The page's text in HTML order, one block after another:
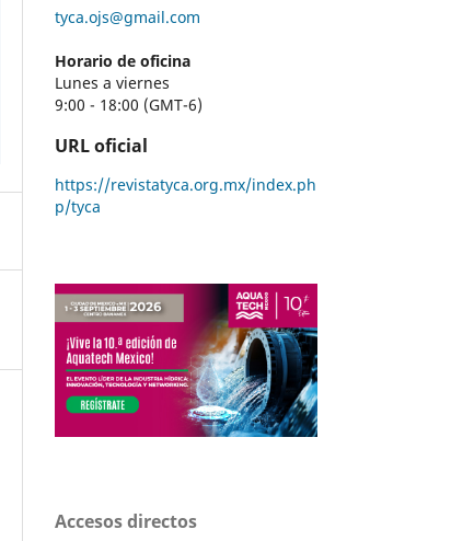
tyca.ojs@gmail.com
Horario de oficina
Lunes a viernes
9:00 - 18:00 (GMT-6)
URL oficial
https://revistatyca.org.mx/index.ph
p/tyca
Accesos directos